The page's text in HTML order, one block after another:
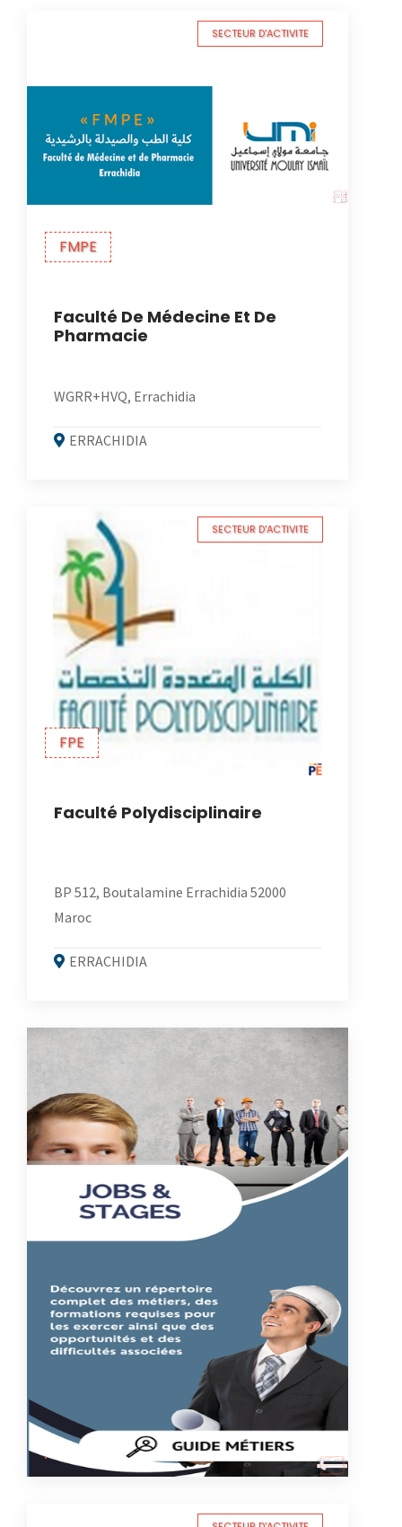
FMPE
SECTEUR D'ACTIVITE
Faculté De Médecine Et De
Pharmacie
WGRR+HVQ, Errachidia
ERRACHIDIA
FPE
SECTEUR D'ACTIVITE
Faculté Polydisciplinaire
BP 512, Boutalamine Errachidia 52000
Maroc
ERRACHIDIA